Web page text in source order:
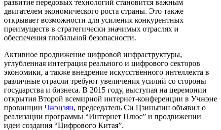
развитие передовых технологий становится важным
двигателем экономического роста страны. Это также
открывает возможности для усиления конкурентных
преимуществ в стратегически значимых отраслях и
обеспечения глобальной безопасности.
Активное продвижение цифровой инфраструктуры,
углубленная интеграция реального и цифрового секторов
экономики, а также внедрение искусственного интеллекта в
различные отрасли требуют увеличения усилий со стороны
государства и бизнеса. В 2015 году, выступая на церемонии
открытия Второй всемирной интернет-конференции в Учжэне
провинции Чжэцзян, председатель Си Цзиньпин объявил о
реализации программы “Интернет Плюс” и продвижении
идеи создания “Цифрового Китая”.